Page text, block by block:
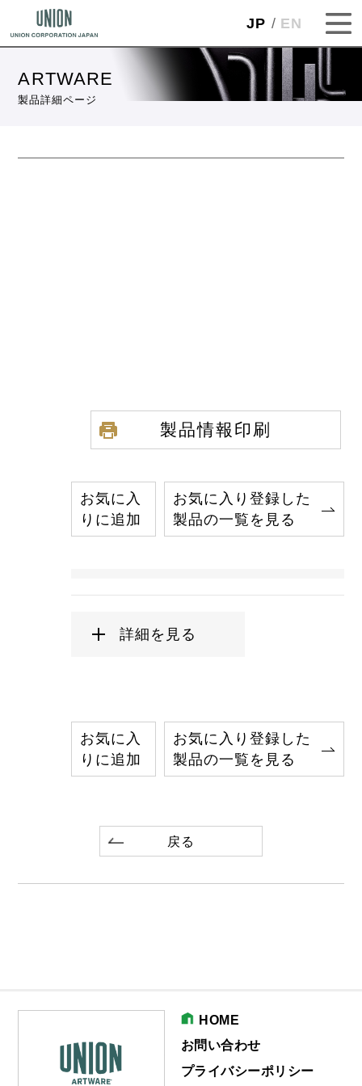
JP EN
ARTWARE
製品詳細ページ
製品情報印刷
お気に入
りに追加
お気に入り登録した
製品の一覧を見る
詳細を見る
お気に入
りに追加
お気に入り登録した
製品の一覧を見る
戻る
HOME
お問い合わせ
プライバシーポリシー